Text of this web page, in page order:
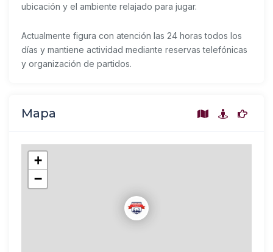
ubicación y el ambiente relajado para jugar.
Actualmente figura con atención las 24 horas todos los
días y mantiene actividad mediante reservas telefónicas
y organización de partidos.
Mapa
+
−